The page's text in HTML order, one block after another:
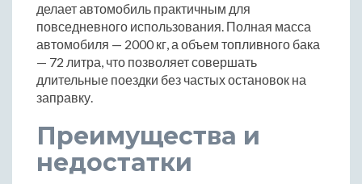
делает автомобиль практичным для
повседневного использования. Полная масса
автомобиля — 2000 кг, а объем топливного бака
— 72 литра, что позволяет совершать
длительные поездки без частых остановок на
заправку.
Преимущества и
недостатки